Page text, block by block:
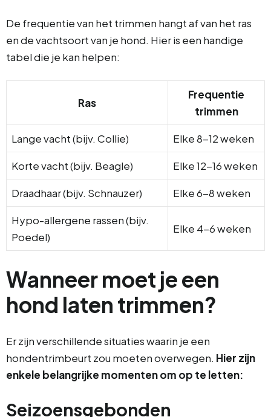
De frequentie van het trimmen hangt af van het ras
en de vachtsoort van je hond. Hier is een handige
tabel die je kan helpen:
Ras
Frequentie
trimmen
Lange vacht (bijv. Collie) Elke 8-12 weken
Korte vacht (bijv. Beagle) Elke 12-16 weken
Draadhaar (bijv. Schnauzer) Elke 6-8 weken
Hypo-allergene rassen (bijv.
Poedel)
Elke 4-6 weken
Wanneer moet je een
hond laten trimmen?
Er zijn verschillende situaties waarin je een
hondentrimbeurt zou moeten overwegen. Hier zijn
enkele belangrijke momenten om op te letten:
Seizoensgebonden